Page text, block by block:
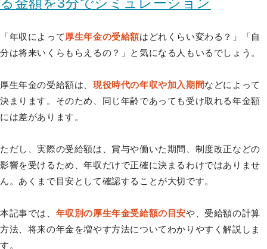
る金額を3分でシミュレーション
「年収によって厚生年金の受給額はどれくらい変わる？」「自
分は将来いくらもらえるの？」と気になる人もいるでしょう。
厚生年金の受給額は、 現役時代の年収や加入期間などによって
決まります。そのため、同じ年齢であっても受け取れる年金額
には差があります。
ただし、実際の受給額は、賞与や働いた期間、制度改正などの
影響を受けるため、年収だけで正確に決まるわけではありませ
ん。あくまで目安として確認することが大切です。
本記事では、 年収別の厚生年金受給額の目安や、受給額の計算
方法、将来の年金を増やす方法についてわかりやすく解説しま
す。